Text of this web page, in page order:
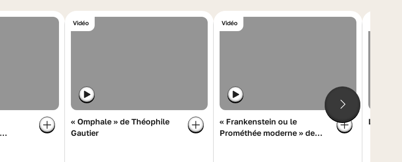
Vidéo
« Omphale » de Théophile
Gautier
Vidéo
« Frankenstein ou le
Prométhée moderne » de
Les